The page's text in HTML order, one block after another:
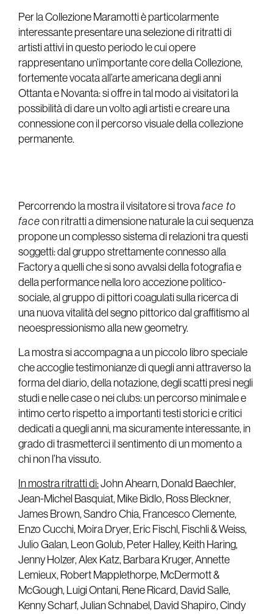
Per la Collezione Maramotti è particolarmente
interessante presentare una selezione di ritratti di
artisti attivi in questo periodo le cui opere
rappresentano un’importante core della Collezione,
fortemente vocata all’arte americana degli anni
Ottanta e Novanta: si offre in tal modo ai visitatori la
possibilità di dare un volto agli artisti e creare una
connessione con il percorso visuale della collezione
permanente.
Percorrendo la mostra il visitatore si trovaface to
face con ritratti a dimensione naturale la cui sequenza
propone un complesso sistema di relazioni tra questi
soggetti: dal gruppo strettamente connesso alla
Factory a quelli che si sono avvalsi della fotografia e
della performance nella loro accezione politico-
sociale, al gruppo di pittori coagulati sulla ricerca di
una nuova vitalità del segno pittorico dal graffitismo al
neoespressionismo alla new geometry.
La mostra si accompagna a un piccolo libro speciale
che accoglie testimonianze di quegli anni attraverso la
forma del diario, della notazione, degli scatti presi negli
studi e nelle case o nei clubs: un percorso minimale e
intimo certo rispetto a importanti testi storici e critici
dedicati a quegli anni, ma sicuramente interessante, in
grado di trasmetterci il sentimento di un momento a
chi non l’ha vissuto.
In mostra ritratti di:John Ahearn, Donald Baechler,
Jean-Michel Basquiat, Mike Bidlo, Ross Bleckner,
James Brown, Sandro Chia, Francesco Clemente,
Enzo Cucchi, Moira Dryer, Eric Fischl, Fischli & Weiss,
Julio Galan, Leon Golub, Peter Halley, Keith Haring,
Jenny Holzer, Alex Katz, Barbara Kruger, Annette
Lemieux, Robert Mapplethorpe, McDermott &
McGough, Luigi Ontani, Rene Ricard, David Salle,
Kenny Scharf, Julian Schnabel, David Shapiro, Cindy